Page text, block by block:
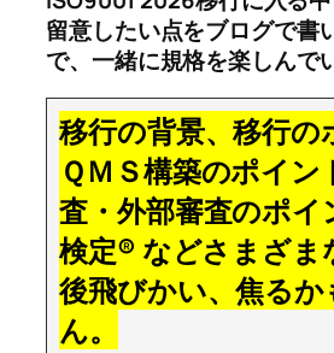
留意したい点をブログで書
で、一緒に規格を楽しんで
移行の背景、移行の
ＱＭＳ構築のポイン
査・外部審査のポイ
検定® などさまざま
後飛びかい、焦る
ん。